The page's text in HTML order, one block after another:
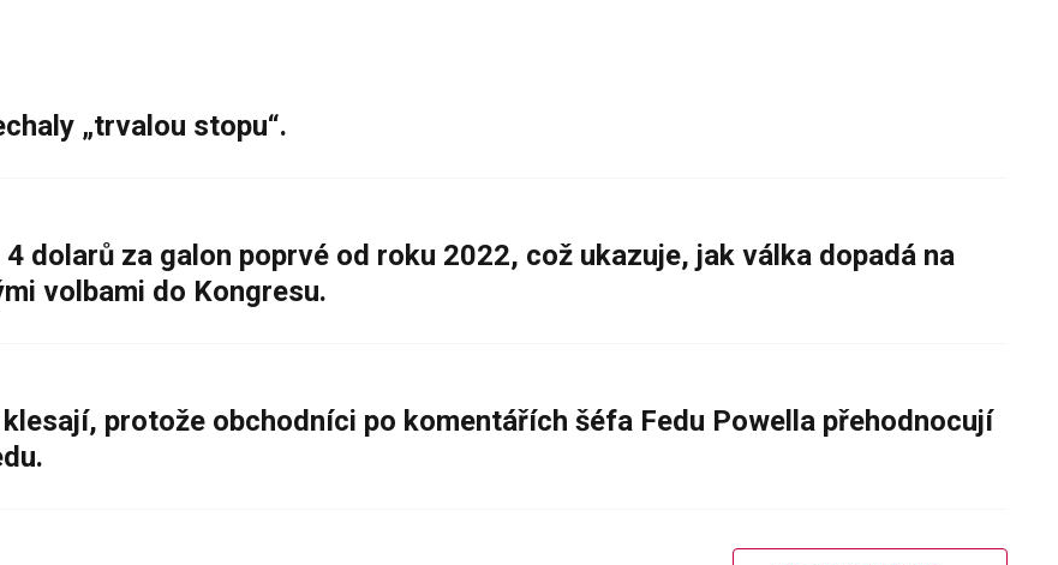
„trvalou stopu“.
dolarů za galon poprvé od roku 2022, což ukazuje, jak válka dopadá na
volbami do Kongresu.
protože obchodníci po komentářích šéfa Fedu Powella přehodnocují